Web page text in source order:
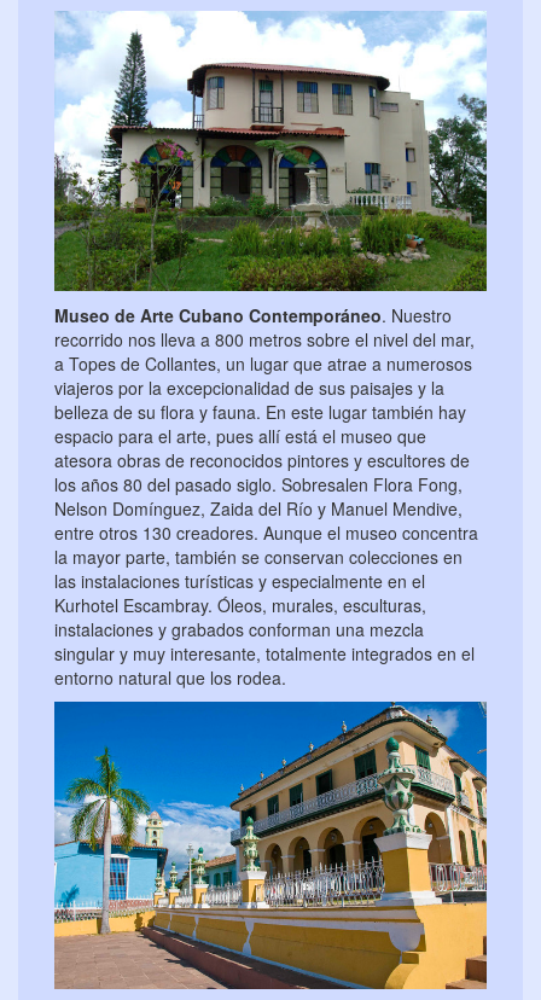
Museo de Arte Cubano Contemporáneo. Nuestro
recorrido nos lleva a 800 metros sobre el nivel del mar,
a Topes de Collantes, un lugar que atrae a numerosos
viajeros por la excepcionalidad de sus paisajes y la
belleza de su flora y fauna. En este lugar también hay
espacio para el arte, pues allí está el museo que
atesora obras de reconocidos pintores y escultores de
los años 80 del pasado siglo. Sobresalen Flora Fong,
Nelson Domínguez, Zaida del Río y Manuel Mendive,
entre otros 130 creadores. Aunque el museo concentra
la mayor parte, también se conservan colecciones en
las instalaciones turísticas y especialmente en el
Kurhotel Escambray. Óleos, murales, esculturas,
instalaciones y grabados conforman una mezcla
singular y muy interesante, totalmente integrados en el
entorno natural que los rodea.